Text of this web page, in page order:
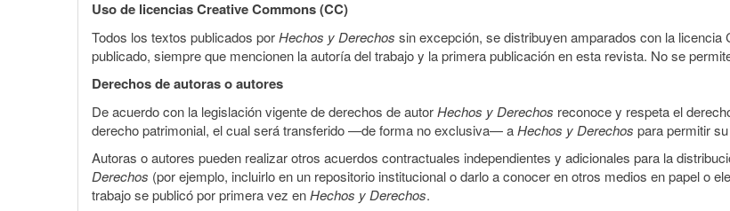
Uso de licencias Creative Commons (CC)
Todos los textos publicados porHechos y Derechos sin excepción, se distribuyen amparados con la
publicado, siempre que mencionen la autoría del trabajo y la primera publicación en esta revista. No se
Derechos de autoras o autores
De acuerdo con la legislación vigente de derechos de autorHechos y Derechos reconoce y respeta el
derecho patrimonial, el cual será transferido —de forma no exclusiva— aHechos y Derechos para permitir
Autoras o autores pueden realizar otros acuerdos contractuales independientes y adicionales para la
Derechos (por ejemplo, incluirlo en un repositorio institucional o darlo a conocer en otros medios en papel o
trabajo se publicó por primera vez enHechos y Derechos.